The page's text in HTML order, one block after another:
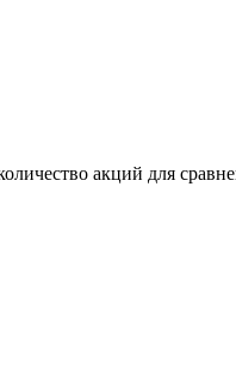
акций для